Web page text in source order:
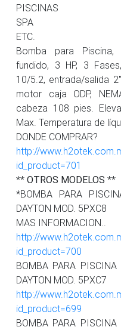
PISCINAS
SPA
ETC.
Bomba para Piscina,
fundido, 3 HP, 3
10/5.2, entrada/salida
motor caja ODP,
cabeza 108 pies.
Max. Temperatura de
DONDE COMPRAR?
http://
id_product=701
** OTROS MODELOS **
*BOMBA PARA
DAYTON MOD. 5PXC8
MAS INFORMACION..
http://
id_product=700
BOMBA PARA
DAYTON MOD. 5PXC7
http://
id_product=699
BOMBA PARA